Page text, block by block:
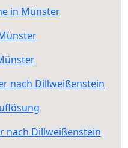
in Münster
nach Dillweißenstein
nach Dillweißenstein